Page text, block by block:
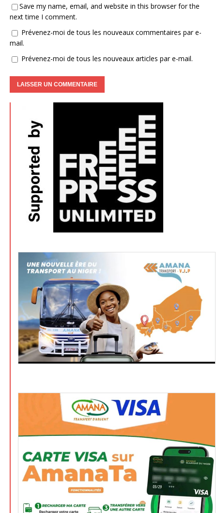
Save my name, email, and website in this browser for the
next time I comment.
Prévenez-moi de tous les nouveaux commentaires par e-
mail.
Prévenez-moi de tous les nouveaux articles par e-mail.